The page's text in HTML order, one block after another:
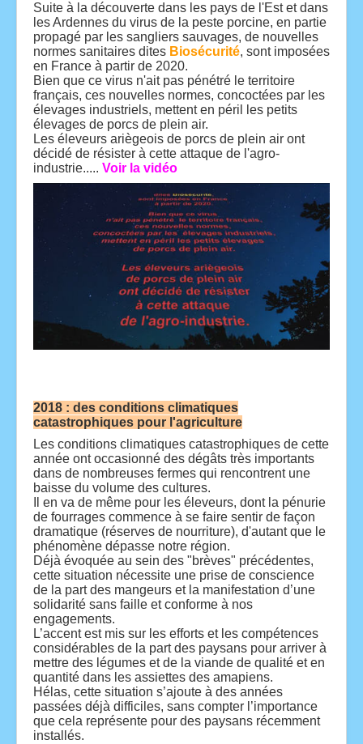
Suite à la découverte dans les pays de l'Est et dans
les Ardennes du virus de la peste porcine, en partie
propagé par les sangliers sauvages, de nouvelles
normes sanitaires dites Biosécurité, sont imposées
en France à partir de 2020.
Bien que ce virus n'ait pas pénétré le territoire
français, ces nouvelles normes, concoctées par les
élevages industriels, mettent en péril les petits
élevages de porcs de plein air.
Les éleveurs ariègeois de porcs de plein air ont
décidé de résister à cette attaque de l'agro-
industrie..... Voir la vidéo
2018 : des conditions climatiques
catastrophiques pour l'agriculture
Les conditions climatiques catastrophiques de cette
année ont occasionné des dégâts très importants
dans de nombreuses fermes qui rencontrent une
baisse du volume des cultures.
Il en va de même pour les éleveurs, dont la pénurie
de fourrages commence à se faire sentir de façon
dramatique (réserves de nourriture), d'autant que le
phénomène dépasse notre région.
Déjà évoquée au sein des "brèves" précédentes,
cette situation nécessite une prise de conscience
de la part des mangeurs et la manifestation d’une
solidarité sans faille et conforme à nos
engagements.
L’accent est mis sur les efforts et les compétences
considérables de la part des paysans pour arriver à
mettre des légumes et de la viande de qualité et en
quantité dans les assiettes des amapiens.
Hélas, cette situation s’ajoute à des années
passées déjà difficiles, sans compter l’importance
que cela représente pour des paysans récemment
installés.